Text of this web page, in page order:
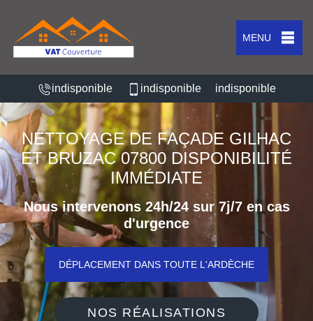
MENU
indisponible indisponible indisponible
NETTOYAGE DE FAÇADE GILHAC
ET BRUZAC 07800 DISPONIBILITÉ
IMMÉDIATE
Nous intervenons 24h/24 sur 7j/7 en cas
d'urgence
DÉPLACEMENT DANS TOUTE L'ARDÈCHE
NOS RÉALISATIONS